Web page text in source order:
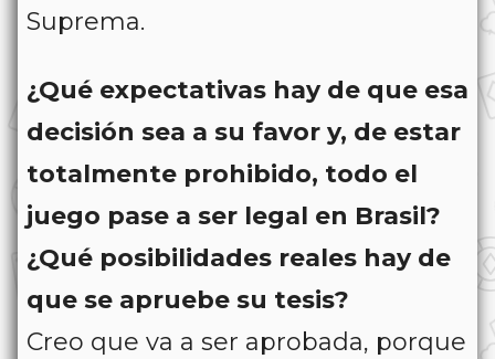
Suprema.
¿Qué expectativas hay de que esa
decisión sea a su favor y, de estar
totalmente prohibido, todo el
juego pase a ser legal en Brasil?
¿Qué posibilidades reales hay de
que se apruebe su tesis?
Creo que va a ser aprobada, porque